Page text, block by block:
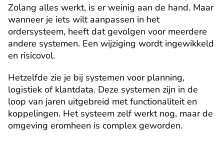
Zolang alles werkt, is er weinig aan de hand. Maar
wanneer je iets wilt aanpassen in het
ordersysteem, heeft dat gevolgen voor meerdere
andere systemen. Een wijziging wordt ingewikkeld
en risicovol.
Hetzelfde zie je bij systemen voor planning,
logistiek of klantdata. Deze systemen zijn in de
loop van jaren uitgebreid met functionaliteit en
koppelingen. Het systeem zelf werkt nog, maar de
omgeving eromheen is complex geworden.